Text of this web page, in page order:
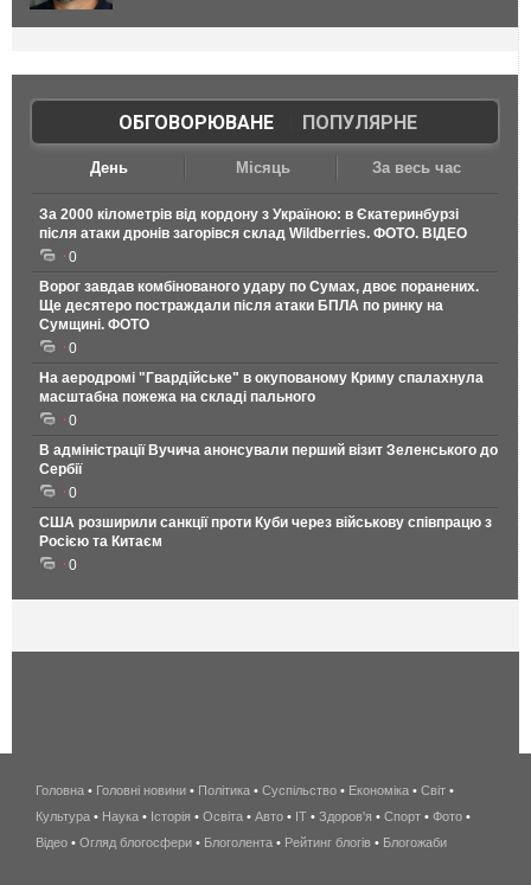
ОБГОВОРЮВАНЕ| ПОПУЛЯРНЕ
День Місяць За весь час
За 2000 кілометрів від кордону з Україною: в Єкатеринбурзі
після атаки дронів загорівся склад Wildberries. ФОТО. ВІДЕО
0
Ворог завдав комбінованого удару по Сумах, двоє поранених.
Ще десятеро постраждали після атаки БПЛА по ринку на
Сумщині. ФОТО
0
На аеродромі "Гвардійське" в окупованому Криму спалахнула
масштабна пожежа на складі пального
0
В адміністрації Вучича анонсували перший візит Зеленського до
Сербії
0
США розширили санкції проти Куби через військову співпрацю з
Росією та Китаєм
0
беспроводной
интернет
киев
Головна • Головні новини • Політика • Суспільство • Економіка • Світ •
Культура • Наука • Історія • Освіта • Авто • IT • Здоров'я • Спорт • Фото •
Відео • Огляд блогосфери • Блоголента • Рейтинг блогів • Блогожаби